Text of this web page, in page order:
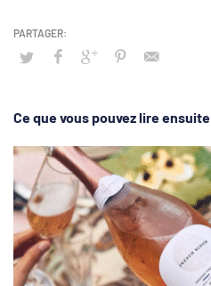
Ce que vous pouvez lire ensuite